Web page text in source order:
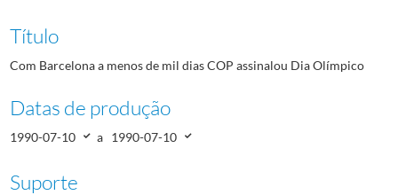
Título
Com Barcelona a menos de mil dias COP assinalou Dia Olímpico
Datas de produção
1990-07-10 a 1990-07-10
Suporte